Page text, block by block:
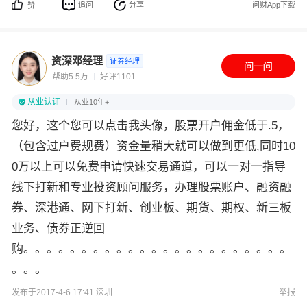
赞 追问 分享 问财App下载
资深邓经理 证券经理
帮助5.5万 好评1101
从业认证 从业10年+
您好，这个您可以点击我头像，股票开户佣金低于.5，
（包含过户费规费）资金量稍大就可以做到更低,同时10
0万以上可以免费申请快速交易通道，可以一对一指导
线下打新和专业投资顾问服务，办理股票账户、融资融
券、深港通、网下打新、创业板、期货、期权、新三板
业务、债券正逆回
购。。。。。。。。。。。。。。。。。。。。。。。
。。。
发布于2017-4-6 17:41 深圳 举报